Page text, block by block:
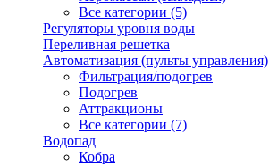
Все категории (5)
Регуляторы уровня воды
Переливная решетка
Автоматизация (пульты управления)
Фильтрация/подогрев
Подогрев
Аттракционы
Все категории (7)
Водопад
Кобра